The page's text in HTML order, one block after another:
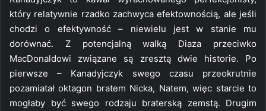
który relatywnie rzadko zachwyca efektownością, ale jeśli
chodzi o efektywność – niewielu jest w stanie mu
dorównać. Z potencjalną walką Diaza przeciwko
MacDonaldowi związane są zresztą dwie historie. Po
pierwsze – Kanadyjczyk swego czasu przeokrutnie
pozamiatał oktagon bratem Nicka, Natem, więc starcie to
mogłaby być swego rodzaju braterską zemstą. Drugim